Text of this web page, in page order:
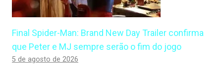
Final Spider-Man: Brand New Day Trailer confirma
que Peter e MJ sempre serão o fim do jogo
5 de agosto de 2026